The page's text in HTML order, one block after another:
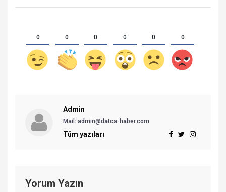
0 0 0 0 0 0
Admin
Mail: admin@datca-haber.com
Tüm yazıları
Yorum Yazın